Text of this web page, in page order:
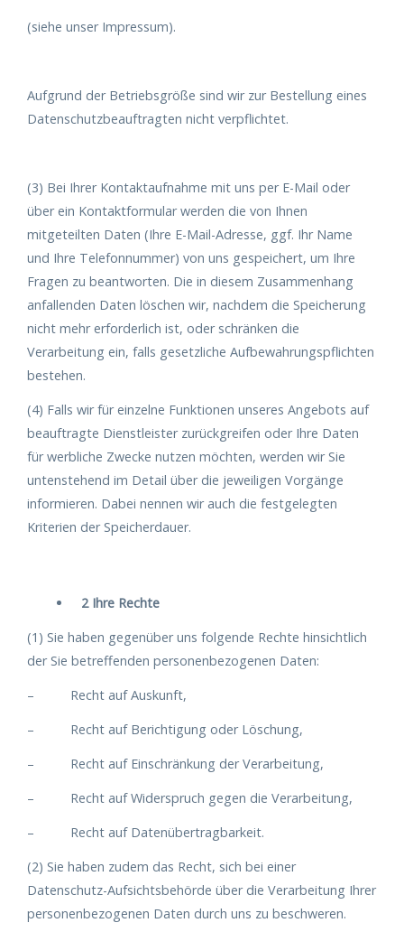
(siehe unser Impressum).
Aufgrund der Betriebsgröße sind wir zur Bestellung eines
Datenschutzbeauftragten nicht verpflichtet.
(3) Bei Ihrer Kontaktaufnahme mit uns per E-Mail oder
über ein Kontaktformular werden die von Ihnen
mitgeteilten Daten (Ihre E-Mail-Adresse, ggf. Ihr Name
und Ihre Telefonnummer) von uns gespeichert, um Ihre
Fragen zu beantworten. Die in diesem Zusammenhang
anfallenden Daten löschen wir, nachdem die Speicherung
nicht mehr erforderlich ist, oder schränken die
Verarbeitung ein, falls gesetzliche Aufbewahrungspflichten
bestehen.
(4) Falls wir für einzelne Funktionen unseres Angebots auf
beauftragte Dienstleister zurückgreifen oder Ihre Daten
für werbliche Zwecke nutzen möchten, werden wir Sie
untenstehend im Detail über die jeweiligen Vorgänge
informieren. Dabei nennen wir auch die festgelegten
Kriterien der Speicherdauer.
2 Ihre Rechte
(1) Sie haben gegenüber uns folgende Rechte hinsichtlich
der Sie betreffenden personenbezogenen Daten:
– Recht auf Auskunft,
– Recht auf Berichtigung oder Löschung,
– Recht auf Einschränkung der Verarbeitung,
– Recht auf Widerspruch gegen die Verarbeitung,
– Recht auf Datenübertragbarkeit.
(2) Sie haben zudem das Recht, sich bei einer
Datenschutz-Aufsichtsbehörde über die Verarbeitung Ihrer
personenbezogenen Daten durch uns zu beschweren.